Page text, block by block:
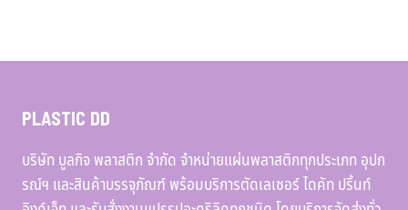
PLASTIC DD
บริษัท บูลกิจ พลาสติก จำกัด จำหน่ายแผ่นพลาสติกทุกประเภท อุปก
รณ์ฯ และสินค้าบรรจุภัณฑ์ พร้อมบริการตัดเลเซอร์ ไดคัท ปริ้นท์